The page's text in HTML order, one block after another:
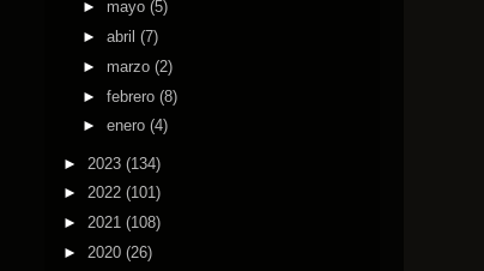
► mayo (5)
► abril (7)
► marzo (2)
► febrero (8)
► enero (4)
► 2023 (134)
► 2022 (101)
► 2021 (108)
► 2020 (26)